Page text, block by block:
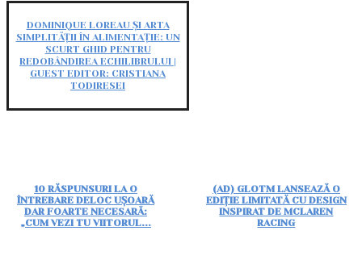
DOMINIQUE LOREAU ȘI ARTA
SIMPLITĂȚII ÎN ALIMENTAȚIE: UN
SCURT GHID PENTRU
REDOBÂNDIREA ECHILIBRULUI |
GUEST EDITOR: CRISTIANA
TODIRESEI
10 RĂSPUNSURI LA O
ÎNTREBARE DELOC UȘOARĂ
DAR FOARTE NECESARĂ:
„CUM VEZI TU VIITORUL...
(AD) GLOTM LANSEAZĂ O
EDIȚIE LIMITATĂ CU DESIGN
INSPIRAT DE MCLAREN
RACING